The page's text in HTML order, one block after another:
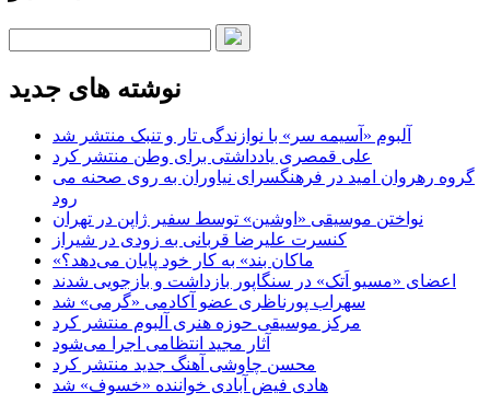
نوشته های جدید
آلبوم «آسیمه سر» با نوازندگی تار و تنبک منتشر شد
علی قمصری یادداشتی برای وطن منتشر کرد
گروه رهروان امید در فرهنگسرای نیاوران به روی صحنه می
رود
نواختن موسیقی «اوشین» توسط سفیر ژاپن در تهران
کنسرت علیرضا قربانی به زودی در شیراز
«ماکان بند» به کار خود پایان می‌دهد؟
اعضای «مسیو اَتک» در سنگاپور بازداشت و بازجویی شدند
سهراب پورناظری عضو آکادمی «گرمی» شد
مرکز موسیقی حوزه هنری آلبوم منتشر کرد
آثار مجید انتظامی اجرا می‌شود
محسن چاوشی آهنگ جدید منتشر کرد
هادی فیض آبادی خواننده «خسوف» شد